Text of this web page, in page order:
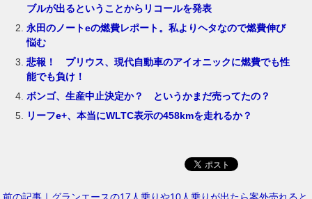
ブルが出るということからリコールを発表
永田のノートeの燃費レポート。私よりヘタなので燃費伸び
悩む
悲報！ プリウス、現代自動車のアイオニックに燃費でも性
能でも負け！
ボンゴ、生産中止決定か？ というかまだ売ってたの？
リーフe+、本当にWLTC表示の458kmを走れるか？
前の記事｜グランエースの17人乗りや10人乗りが出たら案外売れると